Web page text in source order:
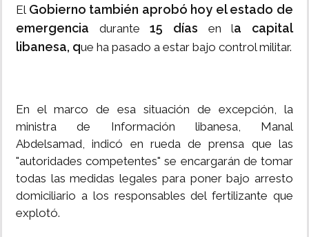
El Gobierno también aprobó hoy el estado de
emergencia durante15 días en la capital
libanesa, que ha pasado a estar bajo control militar.
En el marco de esa situación de excepción, la
ministra de Información libanesa, Manal
Abdelsamad, indicó en rueda de prensa que las
"autoridades competentes" se encargarán de tomar
todas las medidas legales para poner bajo arresto
domiciliario a los responsables del fertilizante que
explotó.